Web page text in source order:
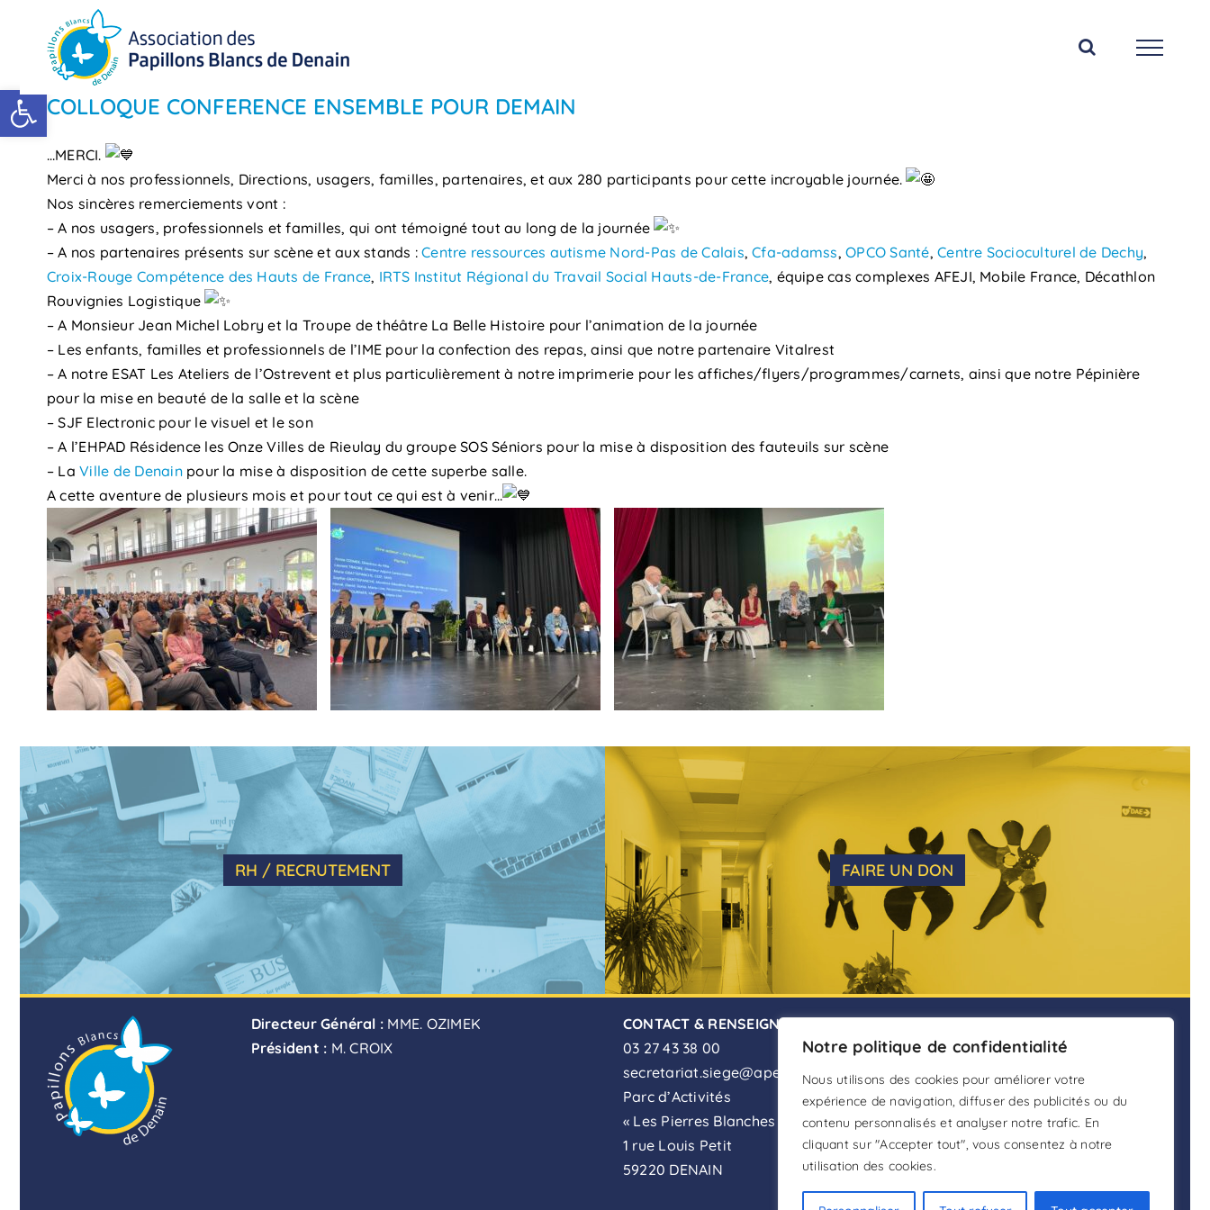
Ouvrir la barre d’outils
Notre politique de confidentialité
Nous utilisons des cookies pour améliorer votre
expérience de navigation, diffuser des publicités ou du
contenu personnalisés et analyser notre trafic. En
cliquant sur "Accepter tout", vous consentez à notre
utilisation des cookies.
contenu
COLLOQUE CONFERENCE ENSEMBLE POUR DEMAIN
…MERCI.
Merci à nos professionnels, Directions, usagers, familles, partenaires, et aux 280 participants pour cette incroyable journée.
Nos sincères remerciements vont :
– A nos usagers, professionnels et familles, qui ont témoigné tout au long de la journée
– A nos partenaires présents sur scène et aux stands :Centre ressources autisme Nord-Pas de Calais,Cfa-adamss,OPCO Santé,Centre Socioculturel de Dechy,
Croix-Rouge Compétence des Hauts de France, IRTS Institut Régional du Travail Social Hauts-de-France, équipe cas complexes AFEJI, Mobile France, Décathlon
Rouvignies Logistique
– A Monsieur Jean Michel Lobry et la Troupe de théâtre La Belle Histoire pour l’animation de la journée
– Les enfants, familles et professionnels de l’IME pour la confection des repas, ainsi que notre partenaire Vitalrest
– A notre ESAT Les Ateliers de l’Ostrevent et plus particulièrement à notre imprimerie pour les affiches/flyers/programmes/carnets, ainsi que notre Pépinière
pour la mise en beauté de la salle et la scène
– SJF Electronic pour le visuel et le son
– A l’EHPAD Résidence les Onze Villes de Rieulay du groupe SOS Séniors pour la mise à disposition des fauteuils sur scène
– LaVille de Denainpour la mise à disposition de cette superbe salle.
A cette aventure de plusieurs mois et pour tout ce qui est à venir…
RH / RECRUTEMENT FAIRE UN DON
Directeur Général : MME. OZIMEK
Président : M. CROIX
CONTACT & RENSEIGNEMENTS
03 27 43 38 00
secretariat.siege@apei-denain.fr
Parc d’Activités
« Les Pierres Blanches »
1 rue Louis Petit
59220 DENAIN
ADHÉSION
FAIRE UN DON
DEVENIR BÉNÉVOLE